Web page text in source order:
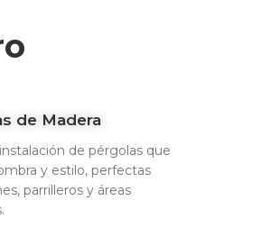
de Madera
de pérgolas que
y estilo, perfectas
parrilleros y áreas